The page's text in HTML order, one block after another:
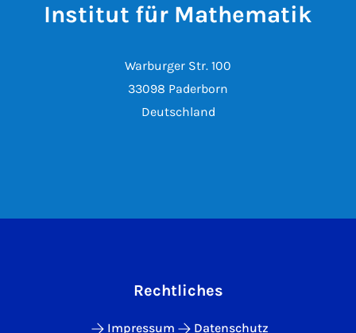
Institut für Mathematik
Warburger Str. 100
33098 Paderborn
Deutschland
Rechtliches
Impressum
Datenschutz